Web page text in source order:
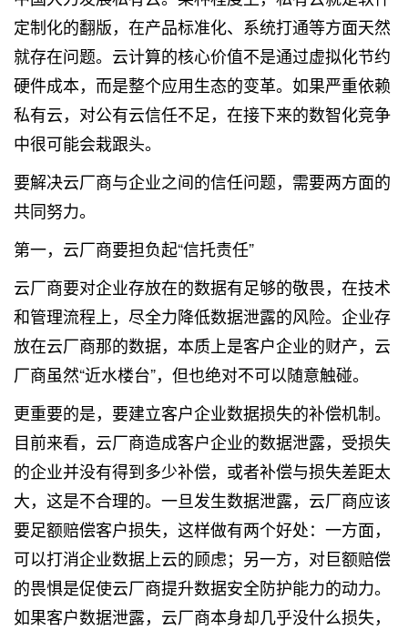
定制化的翻版，在产品标准化、系统打通等方面天然
就存在问题。云计算的核心价值不是通过虚拟化节约
硬件成本，而是整个应用生态的变革。如果严重依赖
私有云，对公有云信任不足，在接下来的数智化竞争
中很可能会栽跟头。
要解决云厂商与企业之间的信任问题，需要两方面的
共同努力。
第一，云厂商要担负起“信托责任”
云厂商要对企业存放在的数据有足够的敬畏，在技术
和管理流程上，尽全力降低数据泄露的风险。企业存
放在云厂商那的数据，本质上是客户企业的财产，云
厂商虽然“近水楼台”，但也绝对不可以随意触碰。
更重要的是，要建立客户企业数据损失的补偿机制。
目前来看，云厂商造成客户企业的数据泄露，受损失
的企业并没有得到多少补偿，或者补偿与损失差距太
大，这是不合理的。一旦发生数据泄露，云厂商应该
要足额赔偿客户损失，这样做有两个好处：一方面，
可以打消企业数据上云的顾虑；另一方，对巨额赔偿
的畏惧是促使云厂商提升数据安全防护能力的动力。
如果客户数据泄露，云厂商本身却几乎没什么损失，